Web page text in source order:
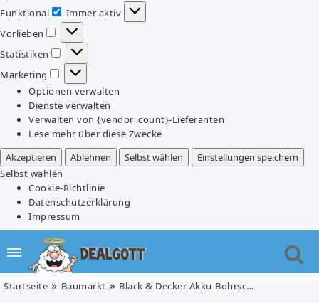
Funktional
Funktional
Immer aktiv
Vorlieben
Vorlieben
Statistiken
Statistiken
Marketing
Marketing
Optionen verwalten
Dienste verwalten
Verwalten von {vendor_count}-Lieferanten
Lese mehr über diese Zwecke
Akzeptieren
Ablehnen Selbst wählen
Einstellungen speichern
Selbst wählen
Cookie-Richtlinie
Datenschutzerklärung
Impressum
Startseite Baumarkt Black & Decker Akku-Bohrschrauber BDCDC18KST 18V für 84,99€ (Vergleich: 99,95€)